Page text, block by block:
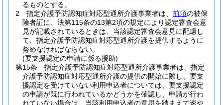
るものとする。
2
指定介護予防認知症対応型通所介護事業者は、 前項の被保
険者証に、法第115条の13第2項の規定により認定審査会意
見が記載されているときは、当該認定審査会意見に配慮し
て、指定介護予防認知症対応型通所介護を提供するように
努めなければならない。
(要支援認定の申請に係る援助)
第15条
指定介護予防認知症対応型通所介護事業者は、指定
介護予防認知症対応型通所介護の提供の開始に際し、要支
援認定を受けていない利用申込者については、要支援認定
の申請が既に行われているかどうかを確認し、申請が行わ
れていない場合は、当該利用申込者の意思を踏まえて速や